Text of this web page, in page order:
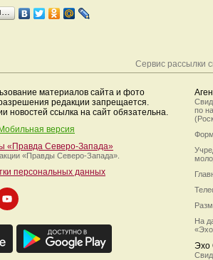
Сервис рассылки
материалов сайта и фото
редакции запрещается.
новостей ссылка на сайт обязательна.
Мобильная версия
«Правда Северо-Запада»
«Правды Северо-Запада».
персональных данных
по
На
Эхо